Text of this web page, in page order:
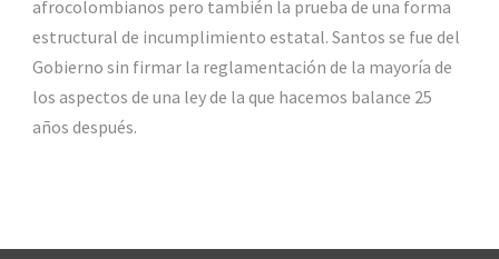
afrocolombianos pero también la prueba de una forma
estructural de incumplimiento estatal. Santos se fue del
Gobierno sin firmar la reglamentación de la mayoría de
los aspectos de una ley de la que hacemos balance 25
años después.